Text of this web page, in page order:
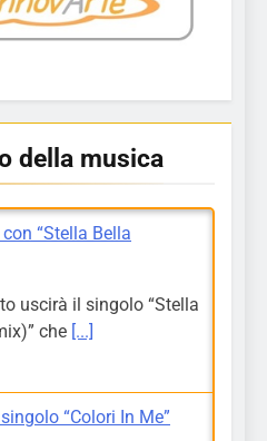
della musica
“Stella Bella
uscirà il singolo “Stella
che [...]
“Colori In Me”